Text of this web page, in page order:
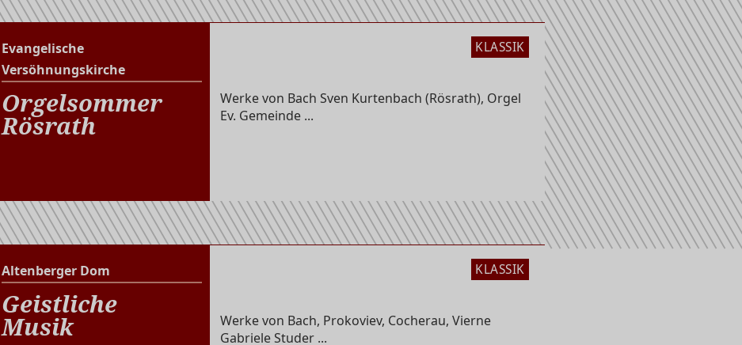
Evangelische
Versöhnungskirche
Orgelsommer
Rösrath
KLASSIK
Werke von Bach Sven Kurtenbach (Rösrath), Orgel
Ev. Gemeinde ...
Altenberger Dom
Geistliche
Musik
KLASSIK
Werke von Bach, Prokoviev, Cocherau, Vierne
Gabriele Studer ...